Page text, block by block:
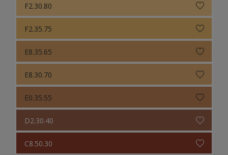
F2.30.80
F2.35.75
E8.35.65
E8.30.70
E0.35.55
D2.30.40
C8.50.30